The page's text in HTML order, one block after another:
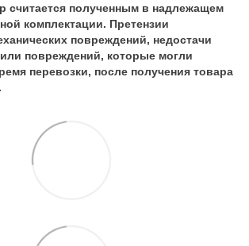
считается полученным в надлежащем
комплектации. Претензии
повреждений, недостачи
повреждений, которые могли
перевозки, после получения товара